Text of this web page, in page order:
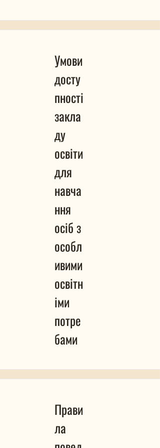
Умови
досту
пності
закла
ду
освіти
для
навча
ння
осіб з
особл
ивими
освітн
іми
потре
бами
Прави
ла